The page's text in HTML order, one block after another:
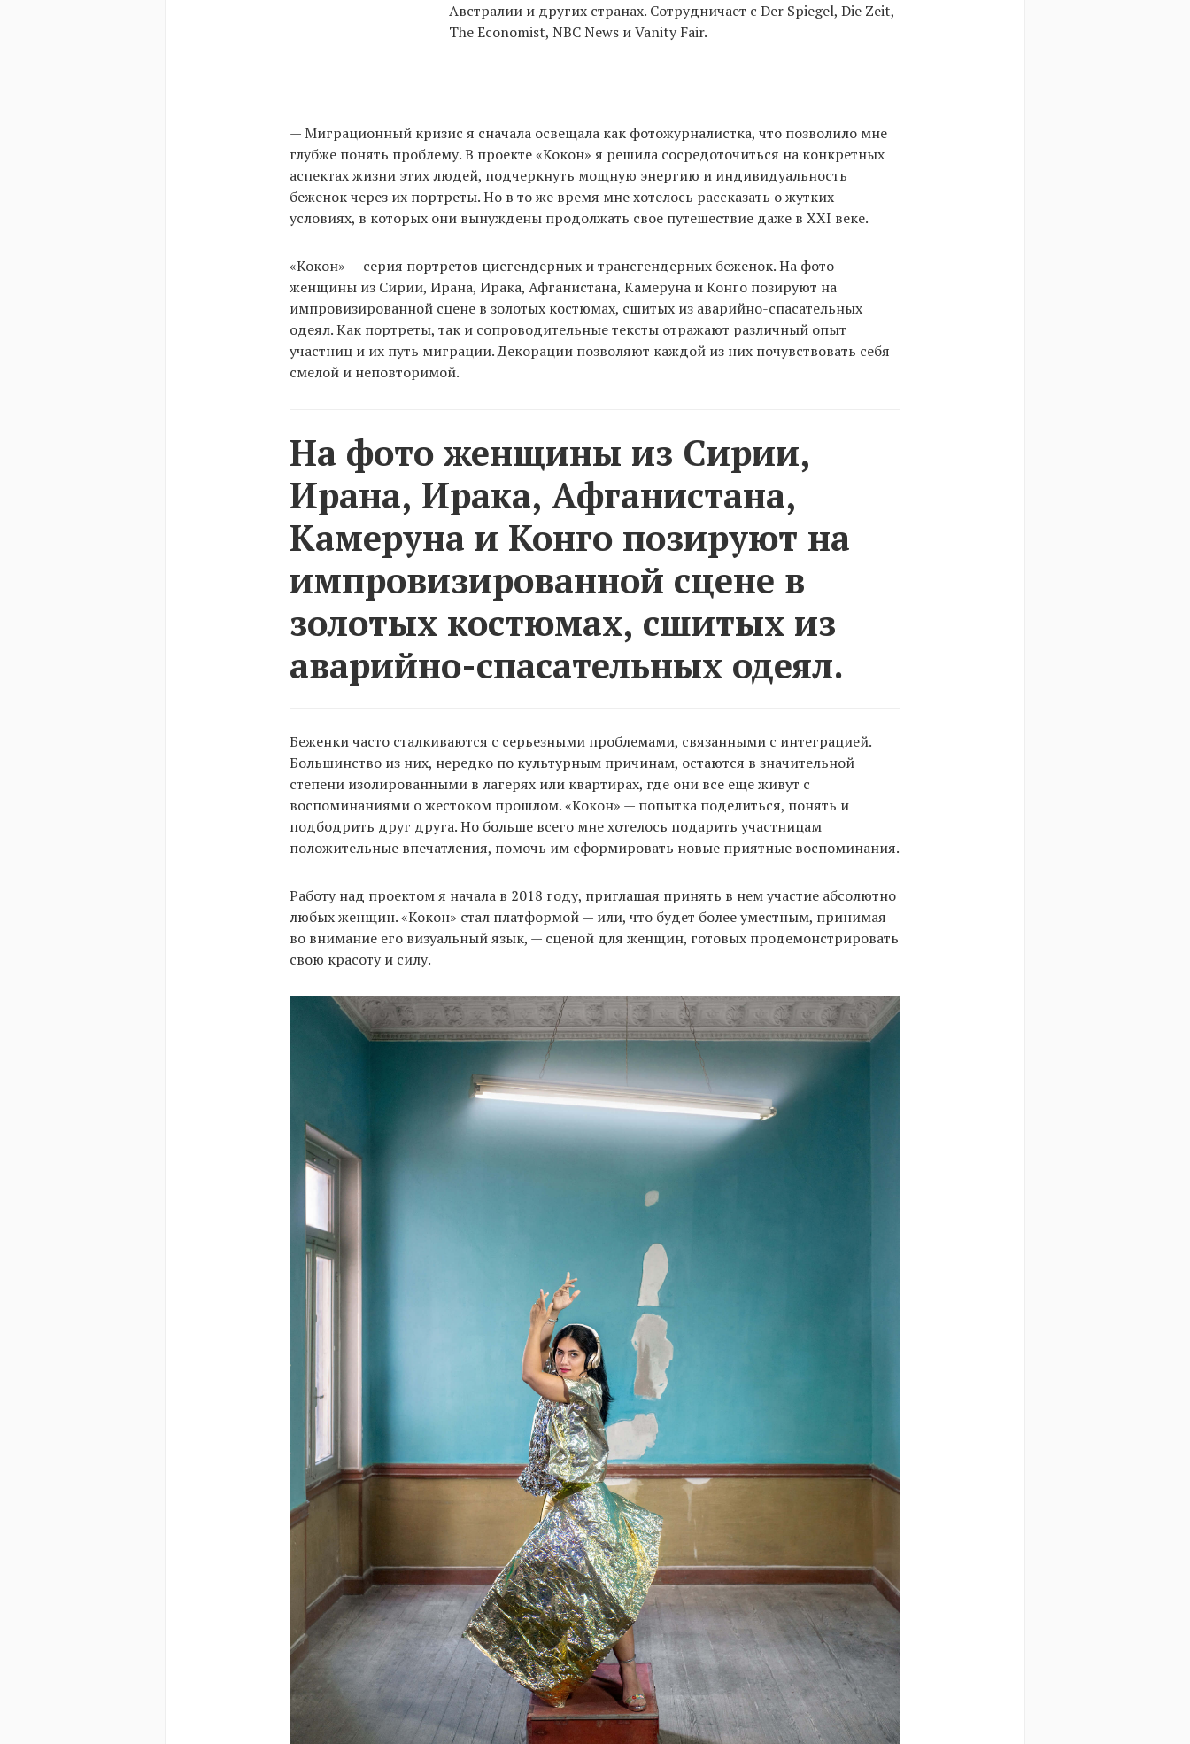
Австралии и других странах. Сотрудничает с Der Spiegel, Die Zeit,
The Economist, NBC News и Vanity Fair.
— Миграционный кризис я сначала освещала как фотожурналистка, что позволило мне
глубже понять проблему. В проекте «Кокон» я решила сосредоточиться на конкретных
аспектах жизни этих людей, подчеркнуть мощную энергию и индивидуальность
беженок через их портреты. Но в то же время мне хотелось рассказать о жутких
условиях, в которых они вынуждены продолжать свое путешествие даже в XXI веке.
«Кокон» — серия портретов цисгендерных и трансгендерных беженок. На фото
женщины из Сирии, Ирана, Ирака, Афганистана, Камеруна и Конго позируют на
импровизированной сцене в золотых костюмах, сшитых из аварийно-спасательных
одеял. Как портреты, так и сопроводительные тексты отражают различный опыт
участниц и их путь миграции. Декорации позволяют каждой из них почувствовать себя
смелой и неповторимой.
На фото женщины из Сирии,
Ирана, Ирака, Афганистана,
Камеруна и Конго позируют на
импровизированной сцене в
золотых костюмах, сшитых из
аварийно-спасательных одеял.
Беженки часто сталкиваются с серьезными проблемами, связанными с интеграцией.
Большинство из них, нередко по культурным причинам, остаются в значительной
степени изолированными в лагерях или квартирах, где они все еще живут с
воспоминаниями о жестоком прошлом. «Кокон» — попытка поделиться, понять и
подбодрить друг друга. Но больше всего мне хотелось подарить участницам
положительные впечатления, помочь им сформировать новые приятные воспоминания.
Работу над проектом я начала в 2018 году, приглашая принять в нем участие абсолютно
любых женщин. «Кокон» стал платформой — или, что будет более уместным, принимая
во внимание его визуальный язык, — сценой для женщин, готовых продемонстрировать
свою красоту и силу.